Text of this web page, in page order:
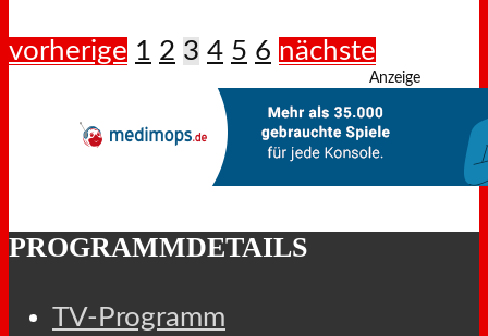
vorherige 1 2 3 4 5 6 nächste
Anzeige
PROGRAMMDETAILS
TV-Programm